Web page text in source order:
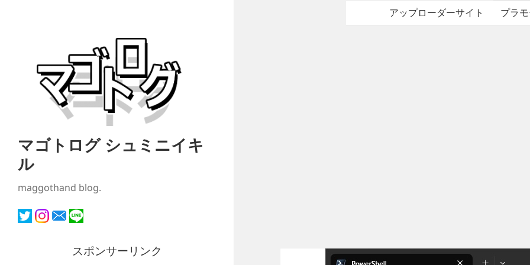
マゴトログ シュミニイキ
ル
maggothand blog.
スポンサーリンク
アップローダーサイト プラ